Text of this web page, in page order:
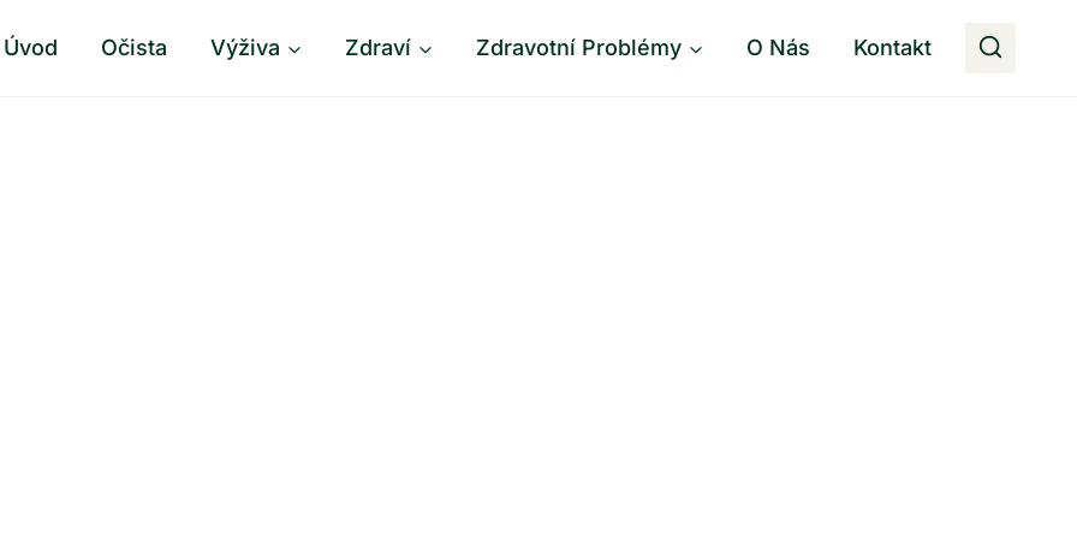
Úvod Očista Výživa Zdraví Zdravotní Problémy O Nás Kontakt